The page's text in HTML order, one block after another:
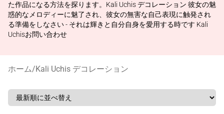
た作品になる方法を探ります。Kali Uchis デコレーション 彼女の魅
惑的なメロディーに魅了され、彼女の無害な自己表現に触発され
る準備をしなさい - それは輝きと自分自身を愛用する時です Kali
Uchisお問い合わせ
ホーム/Kali Uchis デコレーション